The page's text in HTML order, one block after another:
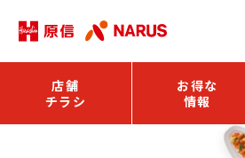
店舗
チラシ
お得な
情報